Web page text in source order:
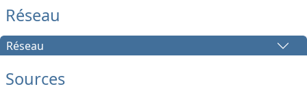
Réseau
Réseau
Sources